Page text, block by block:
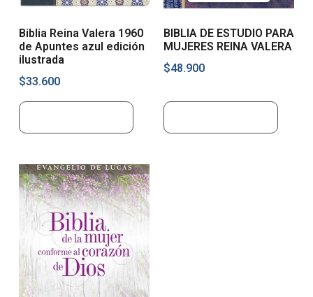
Biblia Reina Valera 1960
de Apuntes azul edición
ilustrada
$33.600
BIBLIA DE ESTUDIO PARA
MUJERES REINA VALERA
$48.900